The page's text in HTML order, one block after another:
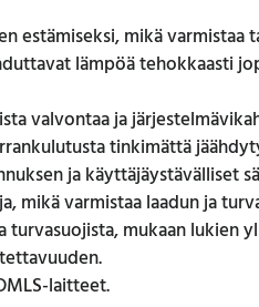
estämiseksi, mikä varmistaa
lämpöä tehokkaasti
valvontaa ja
tinkimättä
ja käyttäjäystävälliset
mikä varmistaa laadun ja
mukaan lukien
laitteet.